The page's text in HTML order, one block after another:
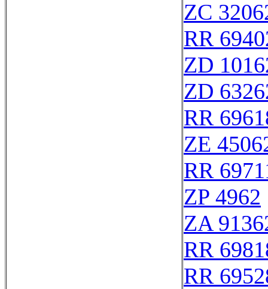
ZC
RR
ZD
ZD
RR
ZE
RR
ZP 4962
ZA
RR
RR